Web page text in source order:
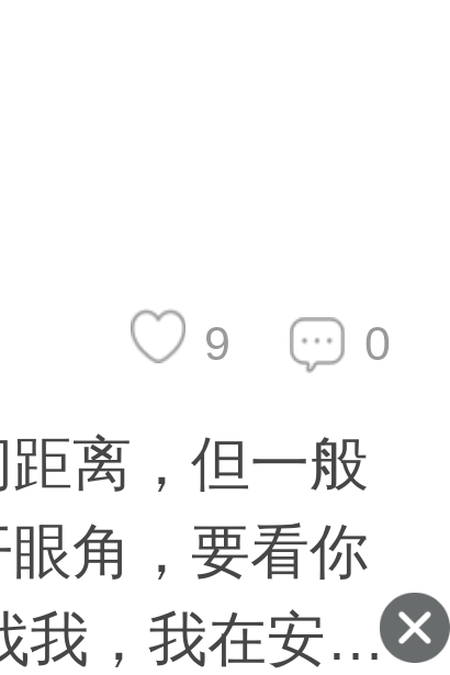
垫高肯定
判断。 周
老门诊楼五
0
9
离，但一般
角，要看你
我，我在安贞